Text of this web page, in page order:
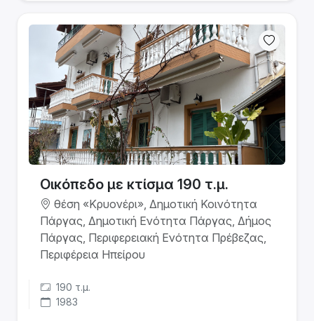
Οικόπεδο με κτίσμα 190 τ.μ.
θέση «Κρυονέρι», Δημοτική Κοινότητα
Πάργας, Δημοτική Ενότητα Πάργας, Δήμος
Πάργας, Περιφερειακή Ενότητα Πρέβεζας,
Περιφέρεια Ηπείρου
190 τ.μ.
1983